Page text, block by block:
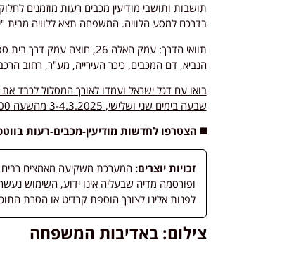
תושבות ותושבי מודיעין מכבים רעות מוזמנים
בדרכם למסע הלוויה. המשפחה תצא ללוויה מבית "יד
תוואי הדרך: עמק האלה 26,
הנביא, דם המכבים, כיכר העירייה, מע"ר, רחוב
בואו עם דגל ישראל ועמדו לאורך המסלול לכבד
שבעה בימים שני ושלישי, 3-4.3.2025 מהשעה 09:00 ועד 21:00 במרכז שלוה (דרך שלוה 1) ירושלים
◼️ הצטרפו לחדשות מודיעין-מכבים-רעות
זכויות יוצרים: המערכת משקיעה מאמצים רבים
לפנות אלינו לצורך הוספת קרדיט או הסרת
צילום: באדיבות המשפחה